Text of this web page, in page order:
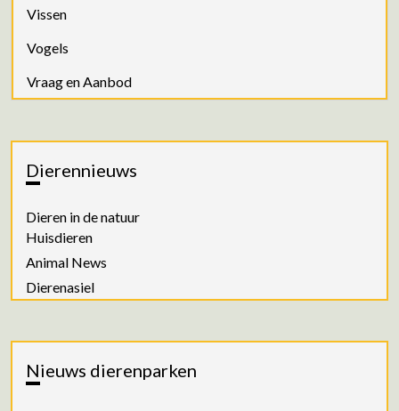
Vissen
Vogels
Vraag en Aanbod
Dierennieuws
Dieren in de natuur
Huisdieren
Animal News
Dierenasiel
Nieuws dierenparken